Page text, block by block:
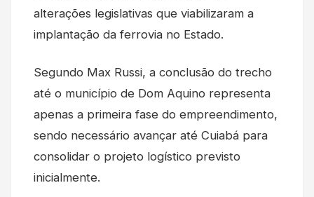
alterações legislativas que viabilizaram a
implantação da ferrovia no Estado.
Segundo Max Russi, a conclusão do trecho
até o município de Dom Aquino representa
apenas a primeira fase do empreendimento,
sendo necessário avançar até Cuiabá para
consolidar o projeto logístico previsto
inicialmente.